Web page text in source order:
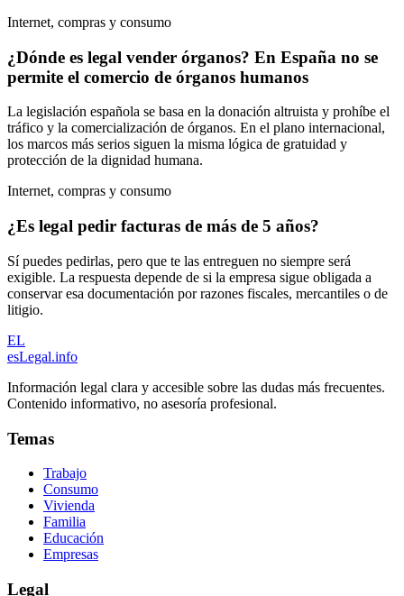
Internet, compras y consumo
¿Dónde es legal vender órganos? En España no se
permite el comercio de órganos humanos
La legislación española se basa en la donación altruista y prohíbe el
tráfico y la comercialización de órganos. En el plano internacional,
los marcos más serios siguen la misma lógica de gratuidad y
protección de la dignidad humana.
Internet, compras y consumo
¿Es legal pedir facturas de más de 5 años?
Sí puedes pedirlas, pero que te las entreguen no siempre será
exigible. La respuesta depende de si la empresa sigue obligada a
conservar esa documentación por razones fiscales, mercantiles o de
litigio.
EL
esLegal.info
Información legal clara y accesible sobre las dudas más frecuentes.
Contenido informativo, no asesoría profesional.
Temas
Trabajo
Consumo
Vivienda
Familia
Educación
Empresas
Legal